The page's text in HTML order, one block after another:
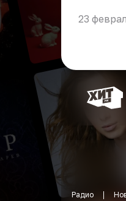
23
Радио